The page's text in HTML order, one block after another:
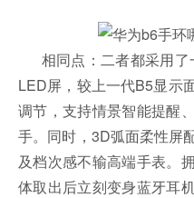
相同点：二者都采用了
LED屏，较上一代B5显示
调节，支持情景智能提醒
手。同时，3D弧面柔性屏
及档次感不输高端手表。
体取出后立刻变身蓝牙耳